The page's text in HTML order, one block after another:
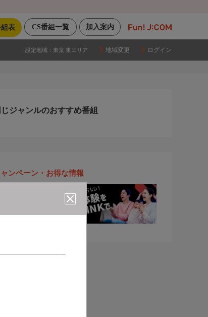
加入案内
CS番組一覧
表
設定地域： 東京 東エリア 地域変更 ログイン
じジャンルのおすすめ番組
ンペーン・お得な情報